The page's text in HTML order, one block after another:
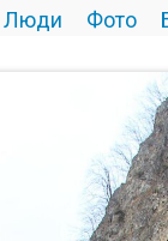
Люди Фото